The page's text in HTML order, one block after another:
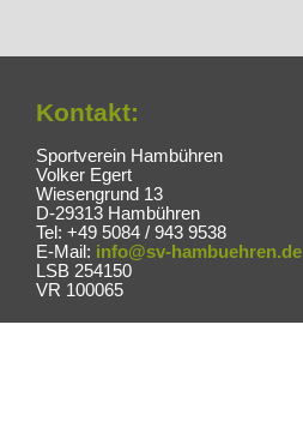
Kontakt:
Sportverein Hambühren
Volker Egert
Wiesengrund 13
D-29313 Hambühren
Tel: +49 5084 / 943 9538
E-Mail: info@sv-hambuehren.de
LSB 254150
VR 100065